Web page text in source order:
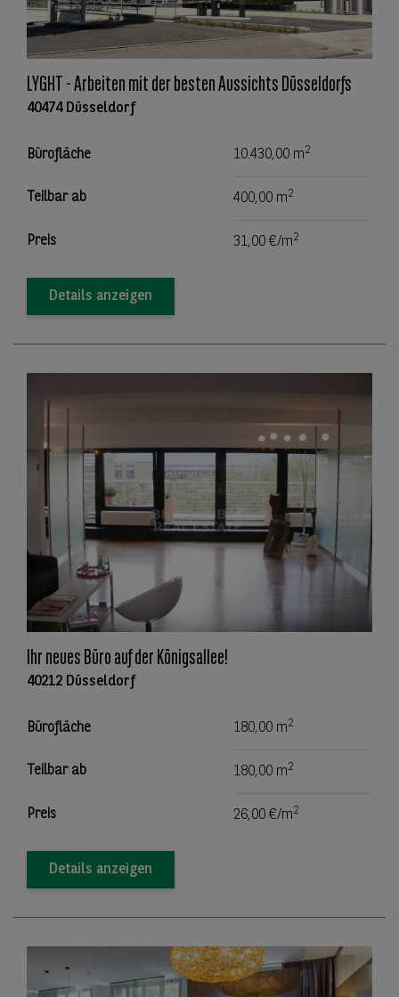
LYGHT - Arbeiten mit der besten Aussichts Düsseldorfs
40474 Düsseldorf
Bürofläche 10.430,00 m2
Teilbar ab 400,00 m2
Preis 31,00 €/m2
Details anzeigen
Ihr neues Büro auf der Königsallee!
40212 Düsseldorf
Bürofläche 180,00 m2
Teilbar ab 180,00 m2
Preis 26,00 €/m2
Details anzeigen